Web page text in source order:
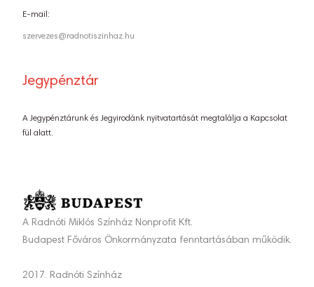
E-mail:
szervezes@radnotiszinhaz.hu
Jegypénztár
A Jegypénztárunk és Jegyirodánk nyitvatartását megtalálja a Kapcsolat
fül alatt.
A Radnóti Miklós Színház Nonprofit Kft.
Budapest Főváros Önkormányzata fenntartásában működik.
2017. Radnóti Színház